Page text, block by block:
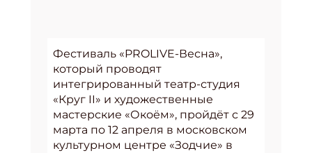
Фестиваль «PROLIVE-Весна»,
который проводят
интегрированный театр-студия
«Круг II» и художественные
мастерские «Окоём», пройдёт с 29
марта по 12 апреля в московском
культурном центре «Зодчие» в